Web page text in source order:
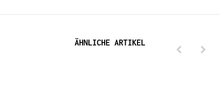
ÄHNLICHE ARTIKEL